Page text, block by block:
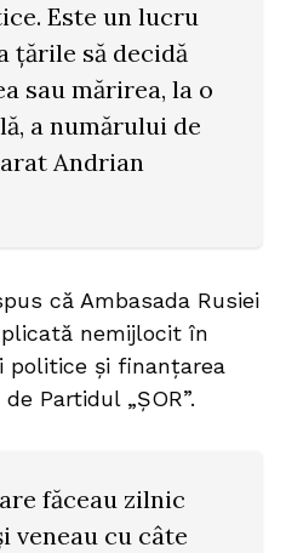
Este un lucru
țările să decidă
sau mărirea, la o
a numărului de
Andrian
că Ambasada Rusiei
nemijlocit în
politice și finanțarea
Partidul „ȘOR”.
făceau zilnic
veneau cu câte